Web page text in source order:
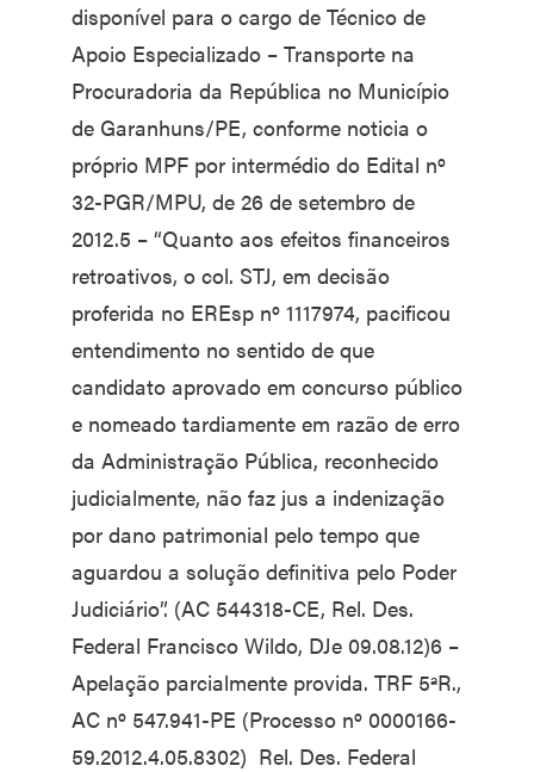
disponível para o cargo de Técnico de
Apoio Especializado – Transporte na
Procuradoria da República no Município
de Garanhuns/PE, conforme noticia o
próprio MPF por intermédio do Edital nº
32-PGR/MPU, de 26 de setembro de
2012.5 – “Quanto aos efeitos financeiros
retroativos, o col. STJ, em decisão
proferida no EREsp nº 1117974, pacificou
entendimento no sentido de que
candidato aprovado em concurso público
e nomeado tardiamente em razão de erro
da Administração Pública, reconhecido
judicialmente, não faz jus a indenização
por dano patrimonial pelo tempo que
aguardou a solução definitiva pelo Poder
Judiciário”. (AC 544318-CE, Rel. Des.
Federal Francisco Wildo, DJe 09.08.12)6 –
Apelação parcialmente provida. TRF 5ªR.,
AC nº 547.941-PE (Processo nº 0000166-
59.2012.4.05.8302) Rel. Des. Federal